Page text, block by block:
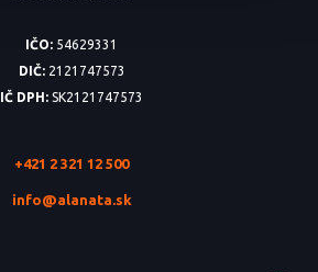
IČO: 54629331
DIČ:2121747573
IČ DPH: SK2121747573
+421 2 321 12 500
info@alanata.sk